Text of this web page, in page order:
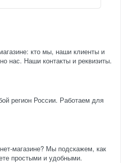
кто мы, наши клиенты и
нас. Наши контакты и реквизиты.
регион России. Работаем для
магазине? Мы подскажем, как
простыми и удобными.